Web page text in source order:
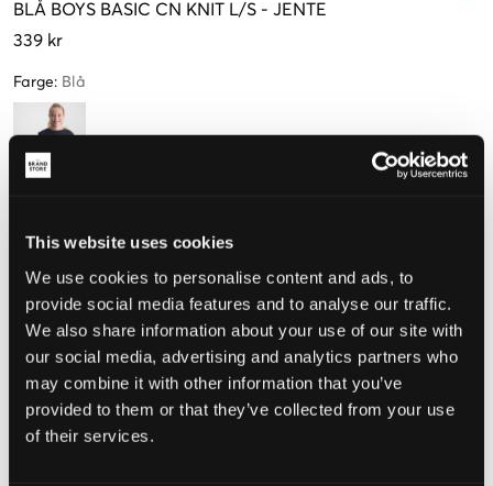
This website uses cookies
We use cookies to personalise content and ads, to
provide social media features and to analyse our traffic.
We also share information about your use of our site with
our social media, advertising and analytics partners who
may combine it with other information that you’ve
provided to them or that they’ve collected from your use
of their services.
BLÅ BOYS BASIC CN KNIT L/S - JENTE
339 kr
Farge: Blå
Clone modal
10 år
140 cm
Kun
igjen
12 år
(152 cm) (164 cm)
16 år
(176 cm)
Opplevd størrelse
Liten